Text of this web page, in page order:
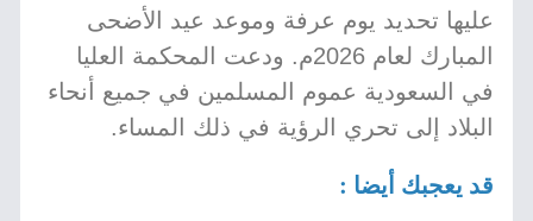
عليها تحديد يوم عرفة وموعد عيد الأضحى
المبارك لعام 2026م. ودعت المحكمة العليا
في السعودية عموم المسلمين في جميع أنحاء
البلاد إلى تحري الرؤية في ذلك المساء.
قد يعجبك أيضا :